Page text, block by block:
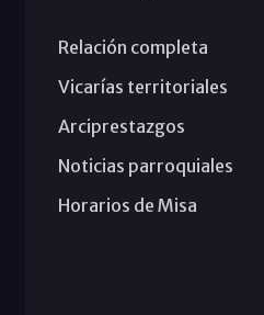
Relación completa
Vicarías territoriales
Arciprestazgos
Noticias parroquiales
Horarios de Misa